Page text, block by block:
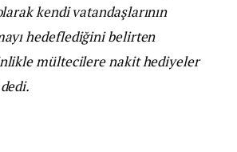
kendi vatandaşlarının
hedeflediğini belirten
mültecilere nakit hediyeler